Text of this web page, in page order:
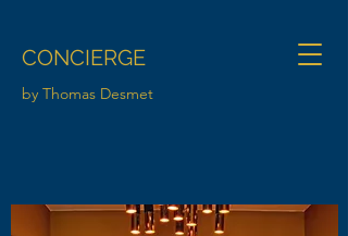
CONCIERGE
by Thomas Desmet